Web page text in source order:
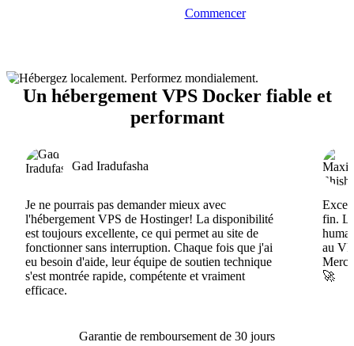
Commencer
Un hébergement VPS Docker fiable et
performant
Gad Iradufasha
Je ne pourrais pas demander mieux avec
l'hébergement VPS de Hostinger! La disponibilité
est toujours excellente, ce qui permet au site de
fonctionner sans interruption. Chaque fois que j'ai
eu besoin d'aide, leur équipe de soutien technique
s'est montrée rapide, compétente et vraiment
efficace.
fin.
au
Merci
🚀
Garantie de remboursement de 30 jours